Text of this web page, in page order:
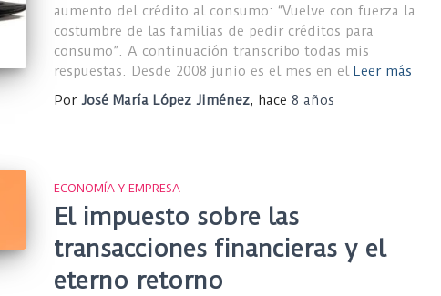
aumento del crédito al consumo: “Vuelve con fuerza la
costumbre de las familias de pedir créditos para
consumo”. A continuación transcribo todas mis
respuestas. Desde 2008 junio es el mes en el Leer más
Por José María López Jiménez, hace 8 años
ECONOMÍA Y EMPRESA
El impuesto sobre las
transacciones financieras y el
eterno retorno